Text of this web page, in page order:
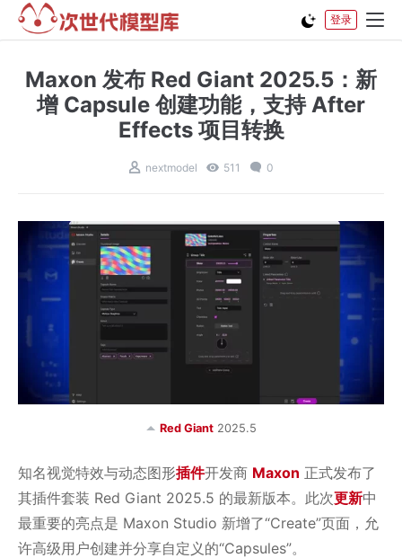
登录
Maxon 发布 Red Giant 2025.5：新
增 Capsule 创建功能，支持 After
Effects 项目转换
nextmodel 511 0
Red Giant2025.5
知名视觉特效与动态图形插件开发商 Maxon 正式发布了
其插件套装 Red Giant 2025.5 的最新版本。此次更新中
最重要的亮点是 Maxon Studio 新增了“Create”页面，允
许高级用户创建并分享自定义的“Capsules”。